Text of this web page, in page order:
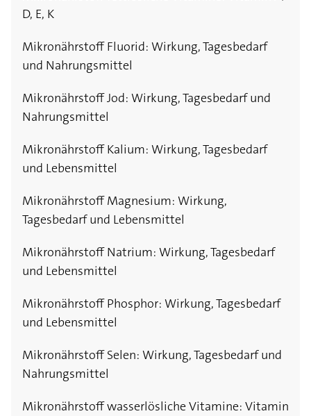
D, E, K
Mikronährstoff Fluorid: Wirkung, Tagesbedarf
und Nahrungsmittel
Mikronährstoff Jod: Wirkung, Tagesbedarf und
Nahrungsmittel
Mikronährstoff Kalium: Wirkung, Tagesbedarf
und Lebensmittel
Mikronährstoff Magnesium: Wirkung,
Tagesbedarf und Lebensmittel
Mikronährstoff Natrium: Wirkung, Tagesbedarf
und Lebensmittel
Mikronährstoff Phosphor: Wirkung, Tagesbedarf
und Lebensmittel
Mikronährstoff Selen: Wirkung, Tagesbedarf und
Nahrungsmittel
Mikronährstoff wasserlösliche Vitamine: Vitamin